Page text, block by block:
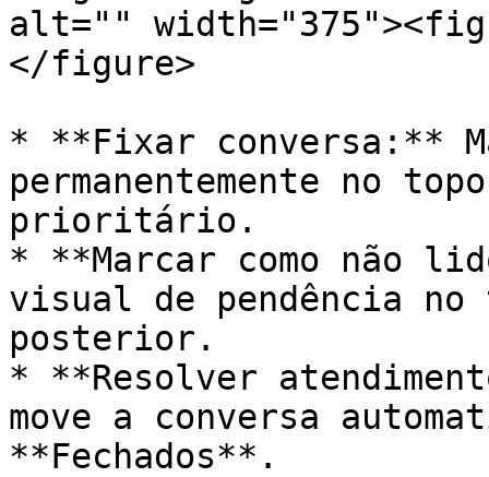
alt=""
</figure>
* **Fixar conversa:**
permanentemente no
prioritário.
* **Marcar como não
visual de pendência
posterior.
* **Resolver
move a conversa
**Fechados**.